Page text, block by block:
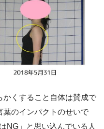
くすること自体は賛成で
葉のインパクトのせいで
NG」と思い込んでいる人